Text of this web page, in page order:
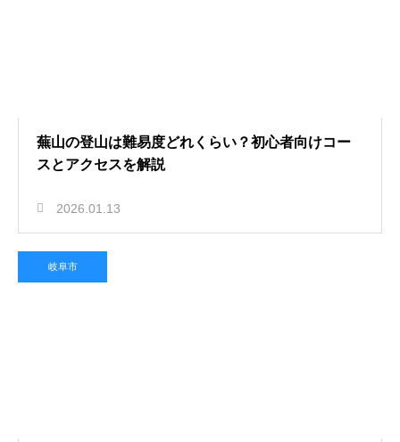
蕪山の登山は難易度どれくらい？初心者向けコー
スとアクセスを解説
2026.01.13
岐阜市